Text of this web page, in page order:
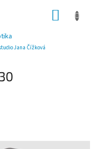
Jana Čížková